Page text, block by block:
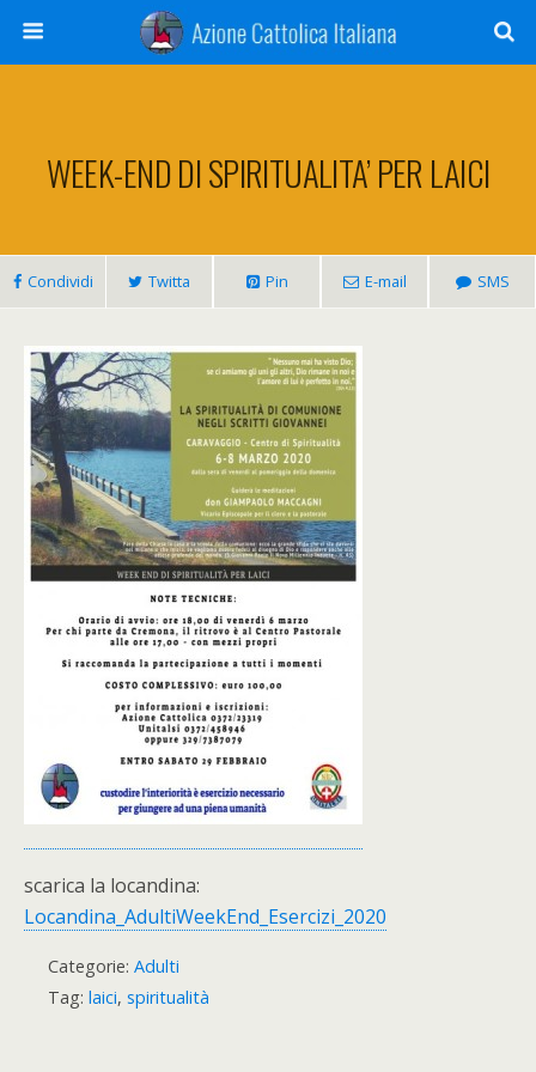
WEEK-END DI SPIRITUALITA’ PER LAICI
Condividi Twitta Pin E-mail SMS
scarica la locandina:
Locandina_AdultiWeekEnd_Esercizi_2020
Categorie: Adulti
Tag: laici, spiritualità